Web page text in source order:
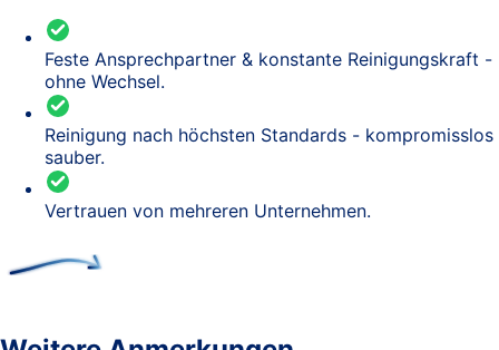
Feste Ansprechpartner & konstante Reinigungskraft -
ohne Wechsel.
Reinigung nach höchsten Standards - kompromisslos
sauber.
Vertrauen von mehreren Unternehmen.